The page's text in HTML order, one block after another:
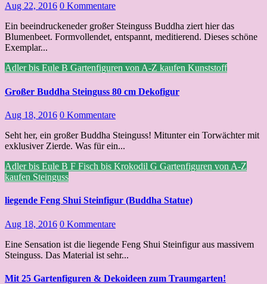
Aug 22, 2016 0 Kommentare
Ein beeindruckeneder großer Steinguss Buddha ziert hier das
Blumenbeet. Formvollendet, entspannt, meditierend. Dieses schöne
Exemplar...
Adler bis Eule B Gartenfiguren von A-Z kaufen Kunststoff
Großer Buddha Steinguss 80 cm Dekofigur
Aug 18, 2016 0 Kommentare
Seht her, ein großer Buddha Steinguss! Mitunter ein Torwächter mit
exklusiver Zierde. Was für ein...
Adler bis Eule B F Fisch bis Krokodil G Gartenfiguren von A-Z
kaufen Steinguss
liegende Feng Shui Steinfigur (Buddha Statue)
Aug 18, 2016 0 Kommentare
Eine Sensation ist die liegende Feng Shui Steinfigur aus massivem
Steinguss. Das Material ist sehr...
Mit 25 Gartenfiguren & Dekoideen zum Traumgarten!